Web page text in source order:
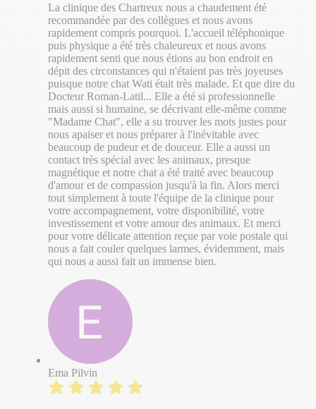
La clinique des Chartreux nous a chaudement été
recommandée par des collègues et nous avons
rapidement compris pourquoi. L'accueil téléphonique
puis physique a été très chaleureux et nous avons
rapidement senti que nous étions au bon endroit en
dépit des circonstances qui n'étaient pas très joyeuses
puisque notre chat Wati était très malade. Et que dire du
Docteur Roman-Latil... Elle a été si professionnelle
mais aussi si humaine, se décrivant elle-même comme
"Madame Chat", elle a su trouver les mots justes pour
nous apaiser et nous préparer à l'inévitable avec
beaucoup de pudeur et de douceur. Elle a aussi un
contact très spécial avec les animaux, presque
magnétique et notre chat a été traité avec beaucoup
d'amour et de compassion jusqu'à la fin. Alors merci
tout simplement à toute l'équipe de la clinique pour
votre accompagnement, votre disponibilité, votre
investissement et votre amour des animaux. Et merci
pour votre délicate attention reçue par voie postale qui
nous a fait couler quelques larmes, évidemment, mais
qui nous a aussi fait un immense bien.
Ema Pilvin